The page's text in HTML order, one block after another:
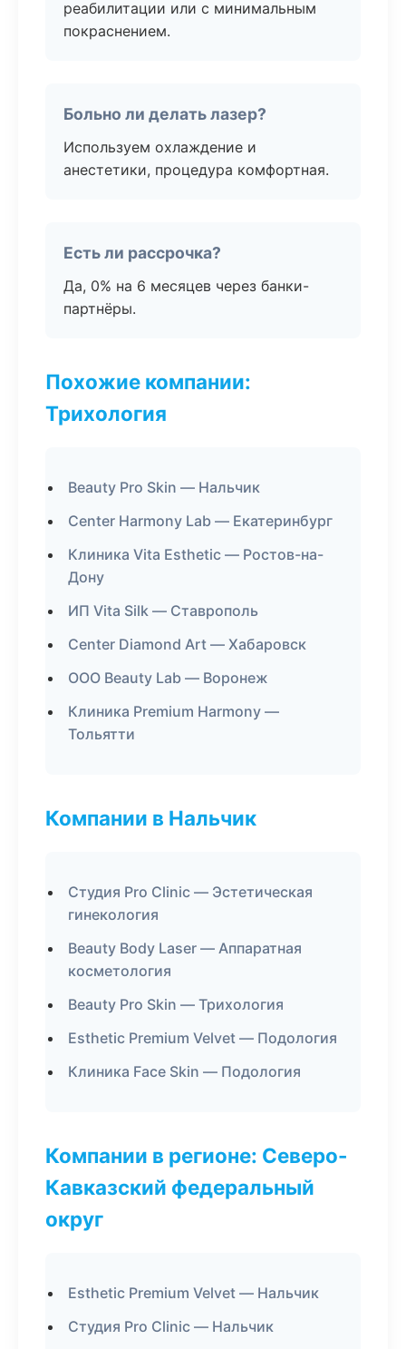
реабилитации или с минимальным
покраснением.
Больно ли делать лазер?
Используем охлаждение и
анестетики, процедура комфортная.
Есть ли рассрочка?
Да, 0% на 6 месяцев через банки-
партнёры.
Похожие компании:
Трихология
Beauty Pro Skin — Нальчик
Center Harmony Lab — Екатеринбург
Клиника Vita Esthetic — Ростов-на-
Дону
ИП Vita Silk — Ставрополь
Center Diamond Art — Хабаровск
ООО Beauty Lab — Воронеж
Клиника Premium Harmony —
Тольятти
Компании в Нальчик
Студия Pro Clinic — Эстетическая
гинекология
Beauty Body Laser — Аппаратная
косметология
Beauty Pro Skin — Трихология
Esthetic Premium Velvet — Подология
Клиника Face Skin — Подология
Компании в регионе: Северо-
Кавказский федеральный
округ
Esthetic Premium Velvet — Нальчик
Студия Pro Clinic — Нальчик